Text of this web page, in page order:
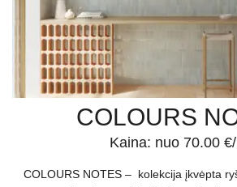
COLOURS
Kaina: nuo 70.00
COLOURS NOTES – kolekcija įkvėpta